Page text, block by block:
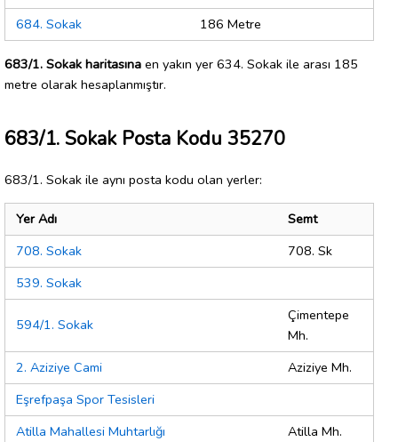
684. Sokak
186 Metre
683/1. Sokak haritasına en yakın yer 634. Sokak ile arası 185
metre olarak hesaplanmıştır.
683/1. Sokak Posta Kodu 35270
683/1. Sokak ile aynı posta kodu olan yerler:
Yer Adı
Semt
708. Sokak
708. Sk
539. Sokak
594/1. Sokak
Çimentepe
Mh.
2. Aziziye Cami
Aziziye Mh.
Eşrefpaşa Spor Tesisleri
Atilla Mahallesi Muhtarlığı
Atilla Mh.